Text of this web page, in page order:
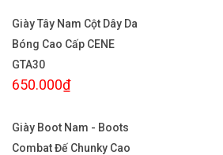
Giày Tây Nam Cột Dây Da
Bóng Cao Cấp CENE
GTA30
650.000₫
Giày Boot Nam - Boots
Combat Đế Chunky Cao